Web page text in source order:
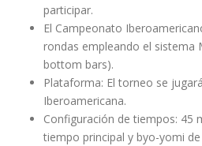
participar.
El Campeonato
rondas empleando el sistema
bottom bars).
Plataforma: El torneo se
Iberoamericana.
Configuración de tiempos: 45
tiempo principal y byo-yomi